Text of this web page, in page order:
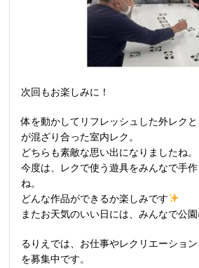
次回もお楽しみに！
体を動かしてリフレッシュした外レク
が混ざり合った室内レク。
どちらも素敵な思い出になりましたね。
今度は、レクで使う遊具をみんなで手
ね。
どんな作品ができるか楽しみです
またお天気のいい日には、みんなで公
るりえでは、お仕事やレクリエーショ
を募集中です。